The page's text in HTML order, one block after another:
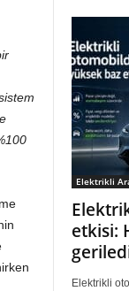
Elektrikli
etkisi:
Elektrikli